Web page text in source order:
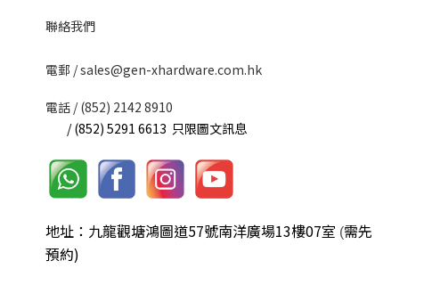
聯絡我們
​電郵 / sales@gen-xhardware.com.hk
電話 / (852) 2142 8910
/ (852) 5291 6613 只限圖文訊息
地址：九龍觀塘鴻圖道57號南洋廣場13樓07室 (需先
預約)